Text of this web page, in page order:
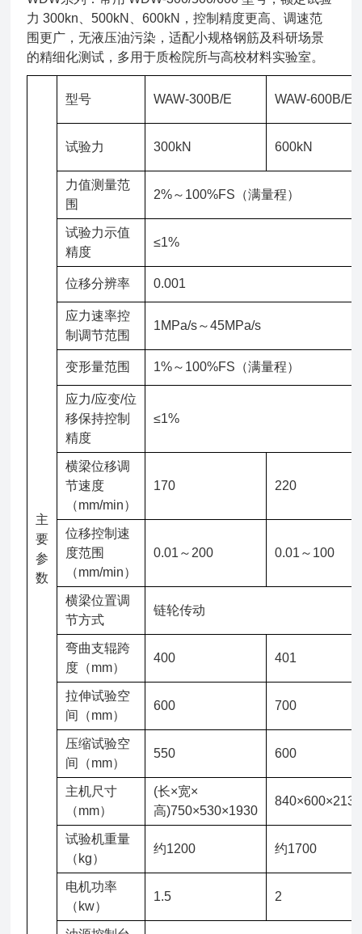
力 300kn、500kN、600kN，控制精度更高、调速范
围更广，无液压油污染，适配小规格钢筋及科研场景
的精细化测试，多用于质检院所与高校材料实验室。
主
要
参
数
型号 WAW-300B/E WAW-600B/E
试验力 300kN 600kN
力值测量范
围
2%～100%FS（满量程）
试验力示值
精度
≤1%
位移分辨率 0.001
应力速率控
制调节范围
1MPa/s～45MPa/s
变形量范围 1%～100%FS（满量程）
应力/应变/位
移保持控制
精度
≤1%
横梁位移调
节速度
（mm/min）
170 220
位移控制速
度范围
（mm/min）
0.01～200 0.01～100
横梁位置调
节方式
链轮传动
弯曲支辊跨
度（mm）
400 401
拉伸试验空
间（mm）
600 700
压缩试验空
间（mm）
550 600
主机尺寸
（mm）
(长×宽×
高)750×530×1930
840×600×2130
试验机重量
（kg）
约1200 约1700
电机功率
（kw）
1.5 2